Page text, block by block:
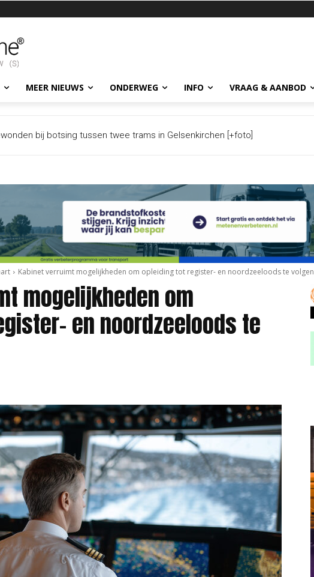
MEER NIEUWS ONDERWEG INFO VRAAG & AANBOD
borden langs snelwegen naar Duitse grens
Kabinet verruimt mogelijkheden om opleiding tot register- en noordzeeloods te volgen
mogelijkheden om
en noordzeeloods te